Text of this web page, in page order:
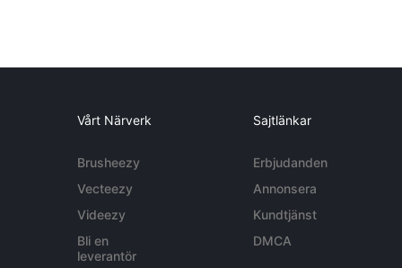
Vårt Närverk
Brusheezy
Vecteezy
Videezy
Bli en
leverantör
Sajtlänkar
Erbjudanden
Annonsera
Kundtjänst
DMCA